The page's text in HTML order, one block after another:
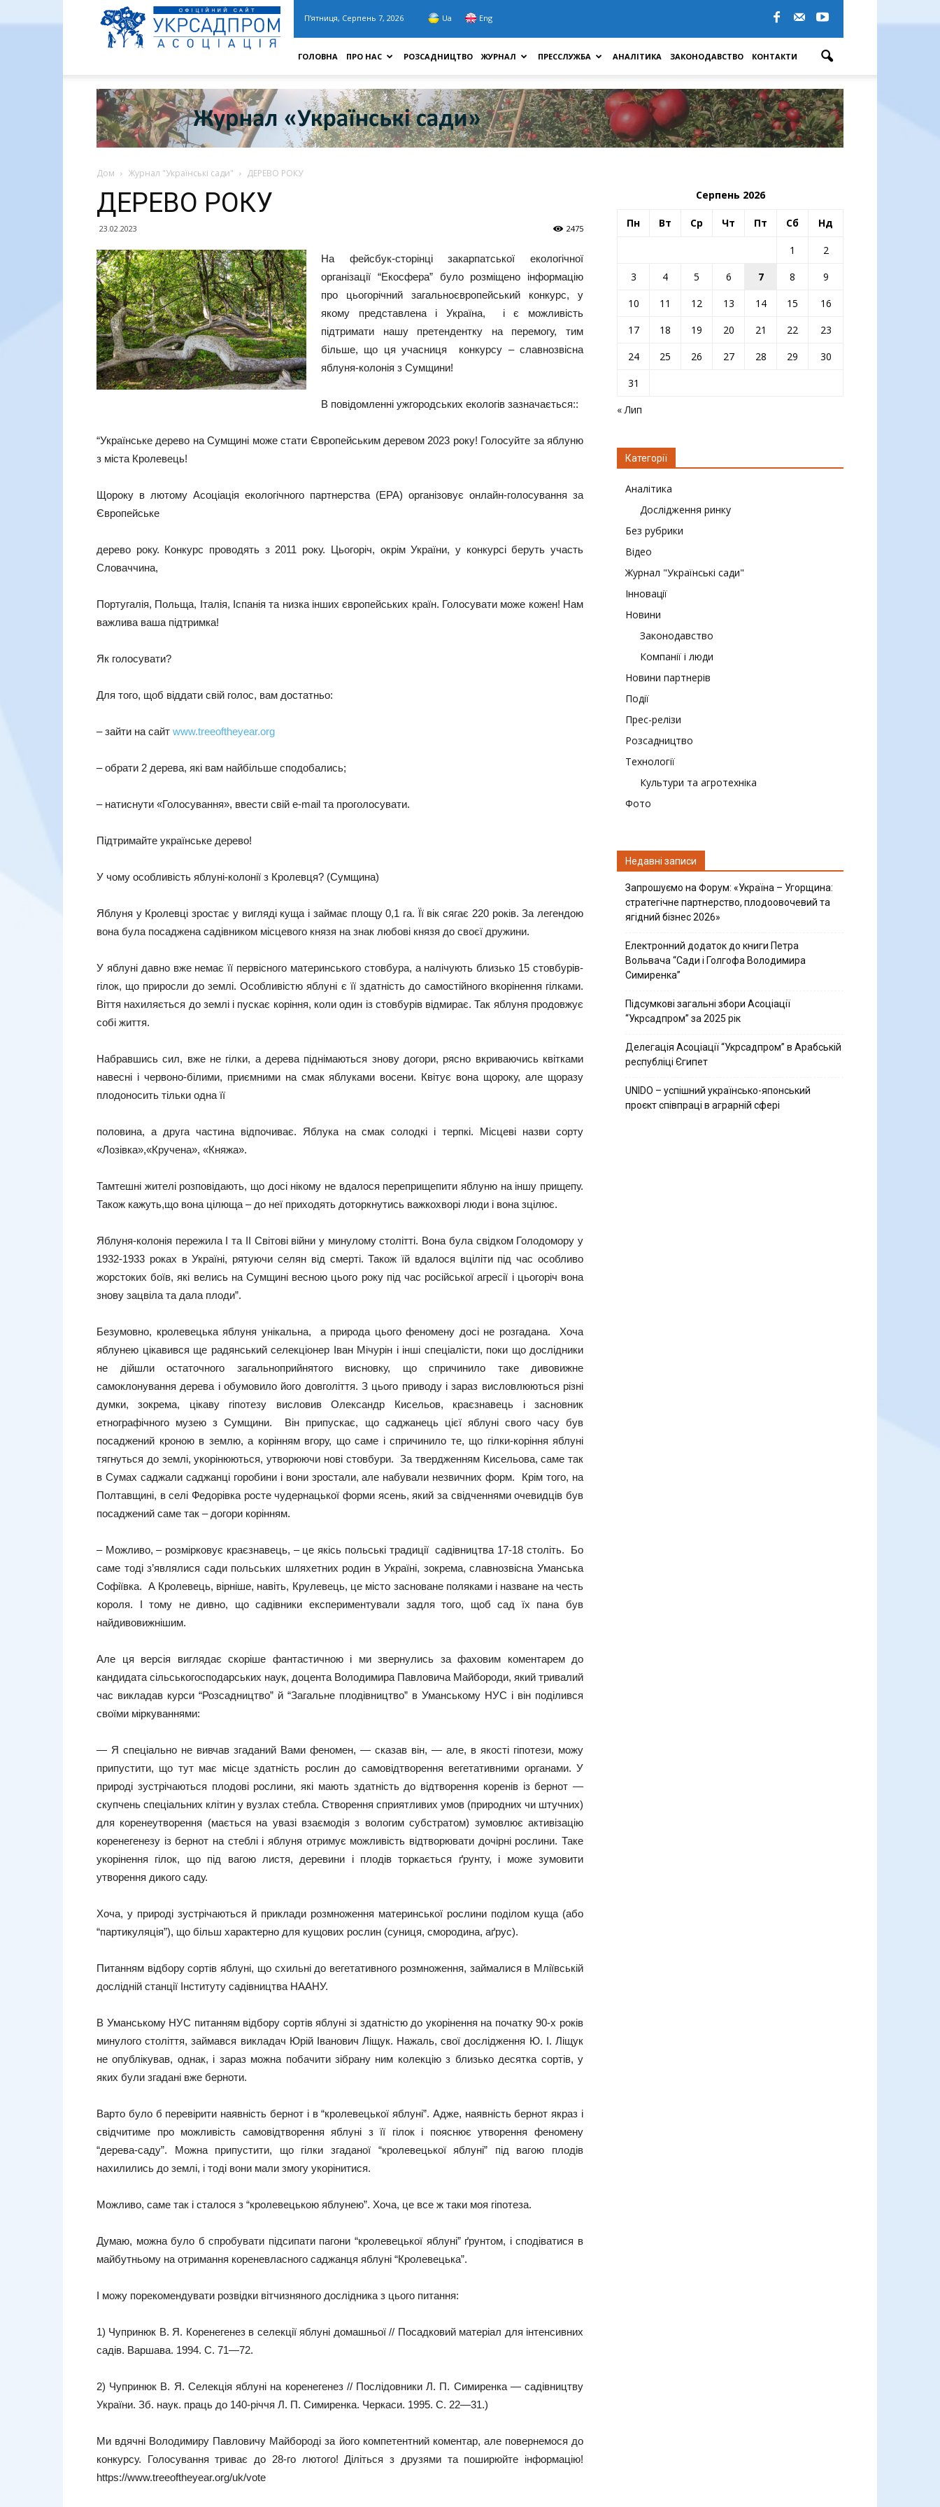
УКРСАДПРОМ
П’ятниця, Серпень 7, 2026 Ua Eng
ГОЛОВНА ПРО НАС РОЗСАДНИЦТВО ЖУРНАЛ ПРЕССЛУЖБА АНАЛІТИКА ЗАКОНОДАВСТВО КОНТАКТИ
Дом Журнал "Українські сади" ДЕРЕВО РОКУ
ДЕРЕВО РОКУ
23.02.2023 2475
На фейсбук-сторінці закарпатської екологічної
організації “Екосфера” було розміщено інформацію
про цьогорічний загальноєвропейський конкурс, у
якому представлена і Україна, і є можливість
підтримати нашу претендентку на перемогу, тим
більше, що ця учасниця конкурсу – славнозвісна
яблуня-колонія з Сумщини!
В повідомленні ужгородських екологів зазначається::
“Українське дерево на Сумщині може стати Європейським деревом 2023 року! Голосуйте за яблуню
з міста Кролевець!
Щороку в лютому Асоціація екологічного партнерства (EPA) організовує онлайн-голосування за
Європейське
дерево року. Конкурс проводять з 2011 року. Цьогоріч, окрім України, у конкурсі беруть участь
Словаччина,
Португалія, Польща, Італія, Іспанія та низка інших європейських країн. Голосувати може кожен! Нам
важлива ваша підтримка!
Як голосувати?
Для того, щоб віддати свій голос, вам достатньо:
– зайти на сайт www.treeoftheyear.org
– обрати 2 дерева, які вам найбільше сподобались;
– натиснути «Голосування», ввести свій e-mail та проголосувати.
Підтримайте українське дерево!
У чому особливість яблуні-колонії з Кролевця? (Сумщина)
Яблуня у Кролевці зростає у вигляді куща і займає площу 0,1 га. Її вік сягає 220 років. За легендою
вона була посаджена садівником місцевого князя на знак любові князя до своєї дружини.
У яблуні давно вже немає її первісного материнського стовбура, а налічують близько 15 стовбурів-
гілок, що приросли до землі. Особливістю яблуні є її здатність до самостійного вкорінення гілками.
Віття нахиляється до землі і пускає коріння, коли один із стовбурів відмирає. Так яблуня продовжує
собі життя.
Набравшись сил, вже не гілки, а дерева піднімаються знову догори, рясно вкриваючись квітками
навесні і червоно-білими, приємними на смак яблуками восени. Квітує вона щороку, але щоразу
плодоносить тільки одна її
половина, а друга частина відпочиває. Яблука на смак солодкі і терпкі. Місцеві назви сорту
«Лозівка»,«Кручена», «Княжа».
Тамтешні жителі розповідають, що досі нікому не вдалося переприщепити яблуню на іншу прищепу.
Також кажуть,що вона цілюща – до неї приходять доторкнутись важкохворі люди і вона зцілює.
Яблуня-колонія пережила І та ІІ Світові війни у минулому столітті. Вона була свідком Голодомору у
1932-1933 роках в Україні, рятуючи селян від смерті. Також їй вдалося вціліти під час особливо
жорстоких боїв, які велись на Сумщині весною цього року під час російської агресії і цьогоріч вона
знову зацвіла та дала плоди”.
Безумовно, кролевецька яблуня унікальна, а природа цього феномену досі не розгадана. Хоча
яблунею цікавився ще радянський селекціонер Іван Мічурін і інші спеціалісти, поки що дослідники
не дійшли остаточного загальноприйнятого висновку, що спричинило таке дивовижне
самоклонування дерева і обумовило його довголіття. З цього приводу і зараз висловлюються різні
думки, зокрема, цікаву гіпотезу висловив Олександр Кисельов, краєзнавець і засновник
етнографічного музею з Сумщини. Він припускає, що саджанець цієї яблуні свого часу був
посаджений кроною в землю, а корінням вгору, що саме і спричинило те, що гілки-коріння яблуні
тягнуться до землі, укорінюються, утворюючи нові стовбури. За твердженням Кисельова, саме так
в Сумах саджали саджанці горобини і вони зростали, але набували незвичних форм. Крім того, на
Полтавщині, в селі Федорівка росте чудернацької форми ясень, який за свідченнями очевидців був
посаджений саме так – догори корінням.
– Можливо, – розмірковує краєзнавець, – це якісь польські традиції садівництва 17-18 століть. Бо
саме тоді з’являлися сади польських шляхетних родин в Україні, зокрема, славнозвісна Уманська
Софіївка. А Кролевець, вірніше, навіть, Крулевець, це місто засноване поляками і назване на честь
короля. І тому не дивно, що садівники експериментували задля того, щоб сад їх пана був
найдивовижнішим.
Але ця версія виглядає скоріше фантастичною і ми звернулись за фаховим коментарем до
кандидата сільськогосподарських наук, доцента Володимира Павловича Майбороди, який тривалий
час викладав курси “Розсадництво” й “Загальне плодівництво” в Уманському НУС і він поділився
своїми міркуваннями:
— Я спеціально не вивчав згаданий Вами феномен, — сказав він, — але, в якості гіпотези, можу
припустити, що тут має місце здатність рослин до самовідтворення вегетативними органами. У
природі зустрічаються плодові рослини, які мають здатність до відтворення коренів із бернот —
скупчень спеціальних клітин у вузлах стебла. Створення сприятливих умов (природних чи штучних)
для коренеутворення (мається на увазі взаємодія з вологим субстратом) зумовлює активізацію
коренегенезу із бернот на стеблі і яблуня отримує можливість відтворювати дочірні рослини. Таке
укорінення гілок, що під вагою листя, деревини і плодів торкається ґрунту, і може зумовити
утворення дикого саду.
Хоча, у природі зустрічаються й приклади розмноження материнської рослини поділом куща (або
“партикуляція”), що більш характерно для кущових рослин (суниця, смородина, аґрус).
Питанням відбору сортів яблуні, що схильні до вегетативного розмноження, займалися в Мліївській
дослідній станції Інституту садівництва НААНУ.
В Уманському НУС питанням відбору сортів яблуні зі здатністю до укорінення на початку 90-х років
минулого століття, займався викладач Юрій Іванович Ліщук. Нажаль, свої дослідження Ю. І. Ліщук
не опублікував, однак, і зараз можна побачити зібрану ним колекцію з близько десятка сортів, у
яких були згадані вже берноти.
Варто було б перевірити наявність бернот і в “кролевецької яблуні”. Адже, наявність бернот якраз і
свідчитиме про можливість самовідтворення яблуні з її гілок і пояснює утворення феномену
“дерева-саду”. Можна припустити, що гілки згаданої “кролевецької яблуні” під вагою плодів
нахилились до землі, і тоді вони мали змогу укорінитися.
Можливо, саме так і сталося з “кролевецькою яблунею”. Хоча, це все ж таки моя гіпотеза.
Думаю, можна було б спробувати підсипати пагони “кролевецької яблуні” ґрунтом, і сподіватися в
майбутньому на отримання кореневласного саджанця яблуні “Кролевецька”.
І можу порекомендувати розвідки вітчизняного дослідника з цього питання:
1) Чупринюк В. Я. Коренегенез в селекції яблуні домашньої // Посадковий матеріал для інтенсивних
садів. Варшава. 1994. С. 71—72.
2) Чупринюк В. Я. Селекція яблуні на коренегенез // Послідовники Л. П. Симиренка — садівництву
України. Зб. наук. праць до 140-річчя Л. П. Симиренка. Черкаси. 1995. С. 22—31.)
Ми вдячні Володимиру Павловичу Майбороді за його компетентний коментар, але повернемося до
конкурсу. Голосування триває до 28-го лютого! Діліться з друзями та поширюйте інформацію!
https://www.treeoftheyear.org/uk/vote
Серпень 2026
Пн Вт Ср Чт Пт Сб Нд
« Лип
1
2
3
4 5 6 7 8
9
10
11 12 13 14 15
16
17
18 19 20 21 22
23
24
25 26 27 28 29
30
31
Категорії
Аналітика
Дослідження ринку
Без рубрики
Відео
Журнал "Українські сади"
Інновації
Новини
Законодавство
Компанії і люди
Новини партнерів
Події
Прес-релізи
Розсадництво
Технології
Культури та агротехніка
Фото
Недавні записи
Запрошуємо на Форум: «Україна – Угорщина:
стратегічне партнерство, плодоовочевий та
ягідний бізнес 2026»
Електронний додаток до книги Петра
Вольвача “Сади і Голгофа Володимира
Симиренка”
Підсумкові загальні збори Асоціації
“Укрсадпром” за 2025 рік
Делегація Асоціації “Укрсадпром” в Арабській
республіці Єгипет
UNIDO – успішний українсько-японський
проєкт співпраці в аграрній сфері